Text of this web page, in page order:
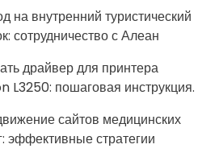
на внутренний туристический
сотрудничество с Алеан
драйвер для принтера
L3250: пошаговая инструкция.
сайтов медицинских
эффективные стратегии